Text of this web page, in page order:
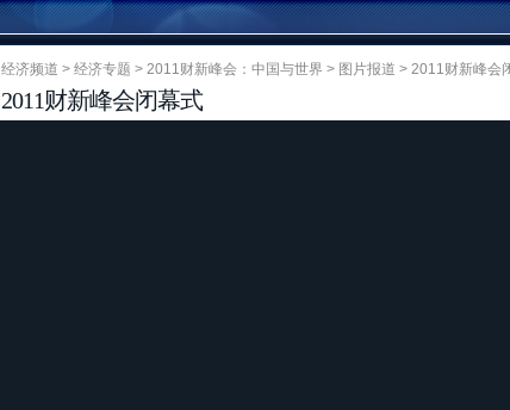
经济频道 > 经济专题 > 2011财新峰会：中国与世界 > 图片报道 > 2011财新峰会
2011财新峰会闭幕式